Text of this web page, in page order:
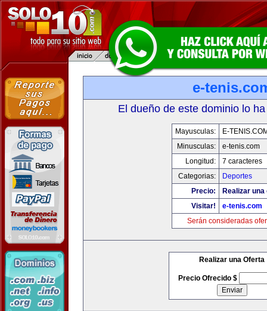
e-
El dueño de este dominio lo
Mayusculas:
E-
Minusculas:
e-tenis.com
Longitud:
7 caracteres
Categorias:
Deportes
Precio:
Realizar
Visitar!
e-tenis.com
Serán consideradas
Realizar una Oferta
Precio Ofrecido $